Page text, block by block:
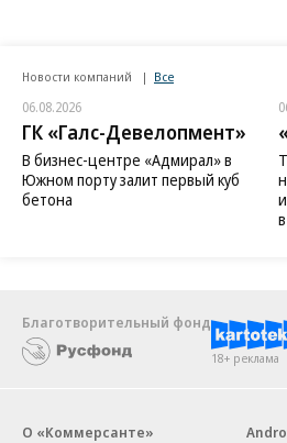
Новости компаний Все
06.08.2026
ГК «Галс-Девелопмент»
В бизнес-центре «Адмирал» в
Южном порту залит первый куб
бетона
Благотворительный фонд
18+ реклама
О «Коммерсанте»